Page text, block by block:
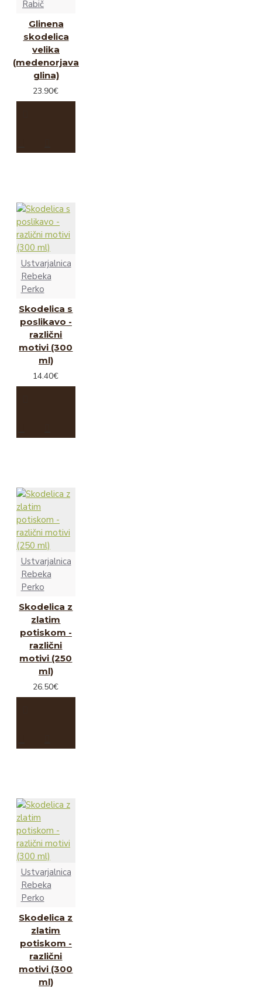
Rabič
Glinena
skodelica
velika
(medenorjava
glina)
23.90€
Ustvarjalnica
Rebeka
Perko
Skodelica s
poslikavo -
različni
motivi (300
ml)
14.40€
Ustvarjalnica
Rebeka
Perko
Skodelica z
zlatim
potiskom -
različni
motivi (250
ml)
26.50€
Ustvarjalnica
Rebeka
Perko
Skodelica z
zlatim
potiskom -
različni
motivi (300
ml)